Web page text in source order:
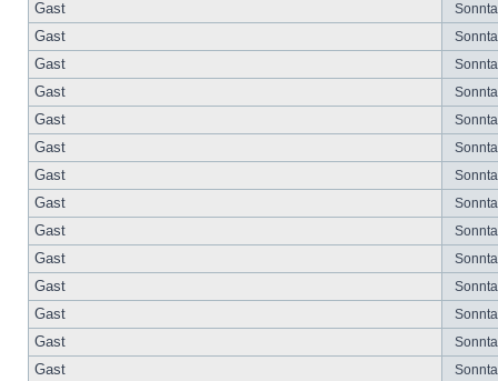
Gast
Gast
Gast
Gast
Gast
Gast
Gast
Gast
Gast
Gast
Gast
Gast
Gast
Gast